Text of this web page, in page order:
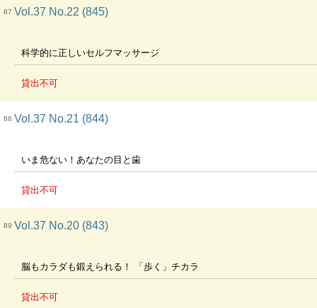
87 Vol.37 No.22 (845)
科学的に正しいセルフマッサージ
貸出不可
88 Vol.37 No.21 (844)
いま危ない！あなたの目と歯
貸出不可
89 Vol.37 No.20 (843)
脳もカラダも鍛えられる！ 「歩く」チカラ
貸出不可